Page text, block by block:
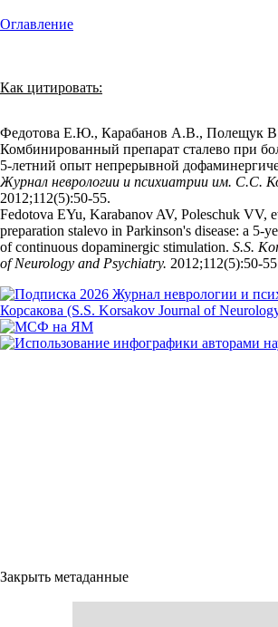
Оглавление
Как цитировать:
Федотова Е.Ю., Карабанов А.В., Полещук
Комбинированный препарат сталево при
5-летний опыт непрерывной
Журнал неврологии и психиатрии им. С.С.
2012;112(5):50‑55.
Fedotova EYu, Karabanov AV, Poleschuk VV,
preparation stalevo in Parkinson's disease: a 5-
of continuous dopaminergic stimulation. S.S.
of Neurology and Psychiatry.
Закрыть метаданные